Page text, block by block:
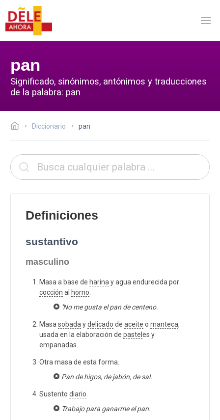
pan
Significado, sinónimos, antónimos y traducciones
de la palabra: pan
Diccionario pan
Definiciones
sustantivo
masculino
Masa a base de harina y agua endurecida por
cocción al horno
''No me gusta el pan de centeno.
Masa sobada ydelicado de aceite o manteca,
usada en la elaboración de pastel es y
empanadas.
Otra masa de esta forma.
Pan de higos, de jabón, de sal.
Sustento diario
Trabajo para ganarme el pan.